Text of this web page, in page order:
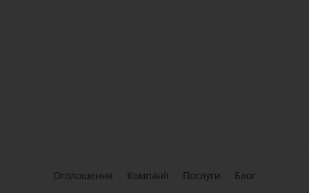
Оголошення Компанії Послуги Блог